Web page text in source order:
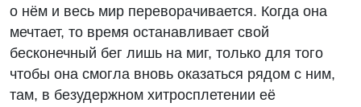
о нём и весь мир переворачивается. Когда она
мечтает, то время останавливает свой
бесконечный бег лишь на миг, только для того
чтобы она смогла вновь оказаться рядом с ним,
там, в безудержном хитросплетении её